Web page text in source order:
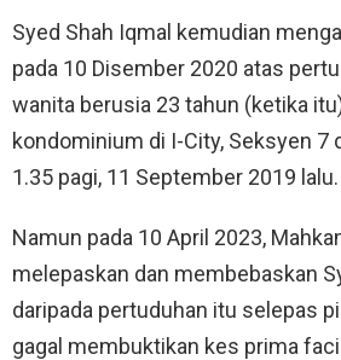
Syed Shah Iqmal kemudian
pada 10 Disember 2020 atas
wanita berusia 23 tahun (ketika
kondominium di I-City, Seksyen 7
1.35 pagi, 11 September 2019 lalu.
Namun pada 10 April 2023,
melepaskan dan membebaskan
daripada pertuduhan itu selepas
gagal membuktikan kes prima